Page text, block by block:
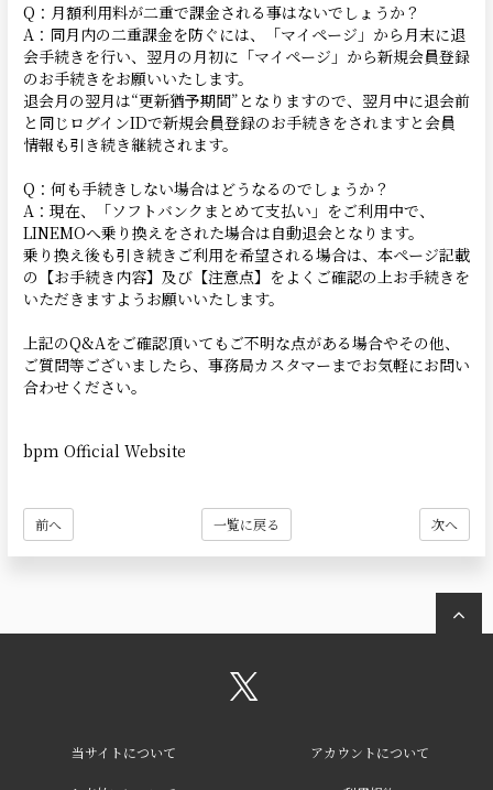
Q：月額利用料が二重で課金される事はないでしょうか？
A：同月内の二重課金を防ぐには、「マイページ」から月末に退
会手続きを行い、翌月の月初に「マイページ」から新規会員登録
のお手続きをお願いいたします。
退会月の翌月は“更新猶予期間”となりますので、翌月中に退会前
と同じログインIDで新規会員登録のお手続きをされますと会員
情報も引き続き継続されます。
Q：何も手続きしない場合はどうなるのでしょうか？
A：現在、「ソフトバンクまとめて支払い」をご利用中で、
LINEMOへ乗り換えをされた場合は自動退会となります。
乗り換え後も引き続きご利用を希望される場合は、本ページ記載
の【お手続き内容】及び【注意点】をよくご確認の上お手続きを
いただきますようお願いいたします。
上記のQ&Aをご確認頂いてもご不明な点がある場合やその他、
ご質問等ございましたら、事務局カスタマーまでお気軽にお問い
合わせください。
bpm Official Website
前へ 一覧に戻る 次へ
当サイトについて アカウントについて